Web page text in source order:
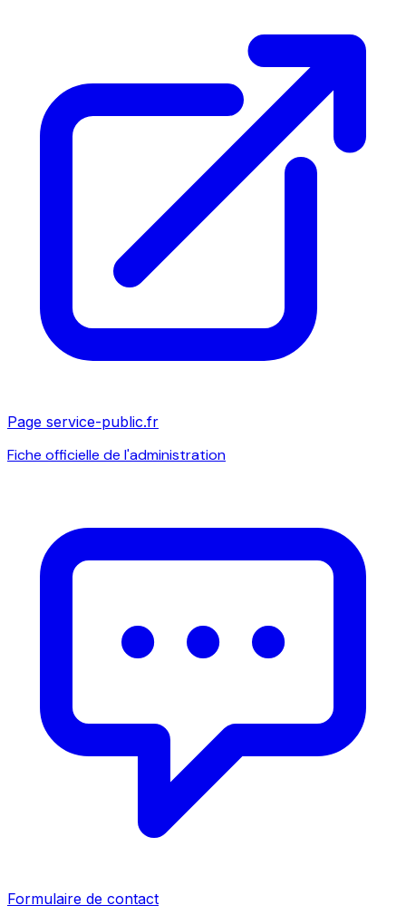
Page service-public.fr
Fiche officielle de l'administration
Formulaire de contact